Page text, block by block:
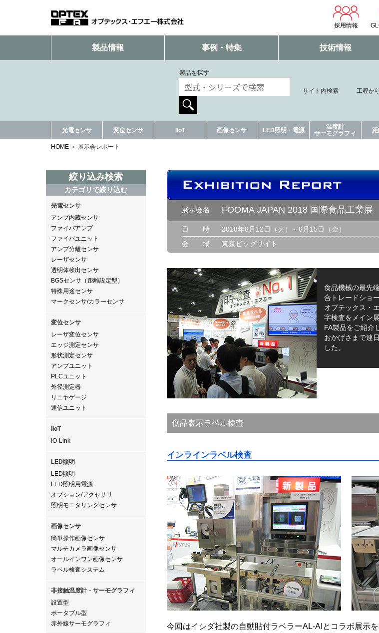
採用情報
製品情報 事例・特集 技術情報
製品を探す
サイト内検索 工程か
光電センサ 変位センサ IIoT 画像センサ LED照明・電源
温度計
サーモグラフィ
HOME 展示会レポート
絞り込み検索
カテゴリで絞り込む
光電センサ
アンプ内蔵センサ
ファイバアンプ
ファイバユニット
アンプ分離センサ
レーザセンサ
透明体検出センサ
BGSセンサ（距離設定型）
特殊用途センサ
マークセンサ/カラーセンサ
変位センサ
レーザ変位センサ
エッジ測定センサ
形状測定センサ
アンプユニット
PLCユニット
外径測定器
リニヤゲージ
通信ユニット
IIoT
IO-Link
LED照明
LED照明
LED照明用電源
オプション/アクセサリ
照明モニタリングセンサ
画像センサ
簡単操作画像センサ
マルチカメラ画像センサ
オールインワン画像センサ
ラベル検査システム
非接触温度計・サーモグラフィ
設置型
ポータブル型
赤外線サーモグラフィ
展示会名 FOOMA JAPAN 2018 国際食品工業展
日 時
2018年6月12日（火）～6月15日（金）
会 場
東京ビッグサイト
食品機械の最先
合トレードショ
オプテックス・
字検査をメイン
FA製品をご紹介
おかげさまで連
した。
食品表示ラベル検査
インラインラベル検査
今回はイシダ社製の自動貼付ラベラーAL-AIとコラボ展示